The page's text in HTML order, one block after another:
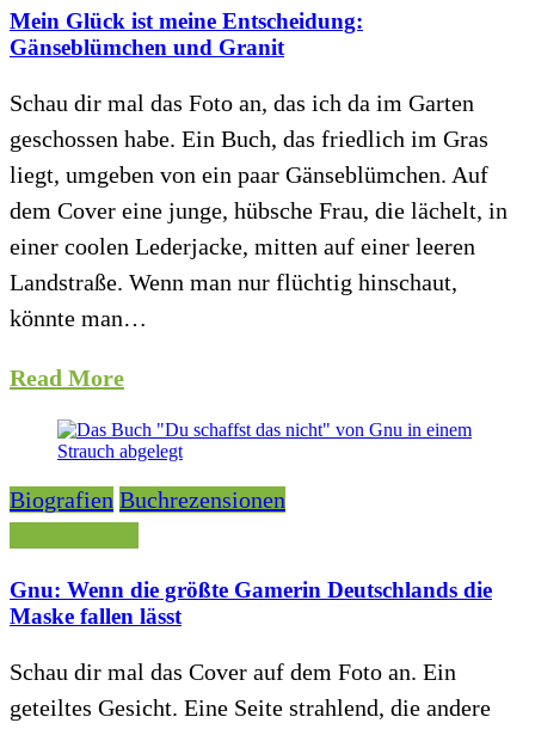
Mein Glück ist meine Entscheidung:
Gänseblümchen und Granit
Schau dir mal das Foto an, das ich da im Garten
geschossen habe. Ein Buch, das friedlich im Gras
liegt, umgeben von ein paar Gänseblümchen. Auf
dem Cover eine junge, hübsche Frau, die lächelt, in
einer coolen Lederjacke, mitten auf einer leeren
Landstraße. Wenn man nur flüchtig hinschaut,
könnte man…
Read More
Biografien Buchrezensionen
Gnu: Wenn die größte Gamerin Deutschlands die
Maske fallen lässt
Schau dir mal das Cover auf dem Foto an. Ein
geteiltes Gesicht. Eine Seite strahlend, die andere